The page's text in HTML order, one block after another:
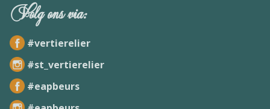
Volg ons via:
#vertierelier
#st_vertierelier
#eapbeurs